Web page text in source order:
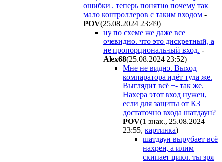
ошибки.. теперь понятно почему так
мало контроллеров с таким входом -
POV(25.08.2024 23:49)
ну по схеме же даже все
очевидно. что это дискретный, а
не пропорциональный вход. -
Alex68(25.08.2024 23:52)
Мне не видно. Выход
компаратора идёт туда же.
Выглядит всё +- так же.
Нахера этот вход нужен,
если для защиты от КЗ
достаточно входа шатдаун?
POV(1 знак., 25.08.2024
23:55, картинка)
шатдаун вырубает всё
нахрен, а илим
скипает цикл. ты зря